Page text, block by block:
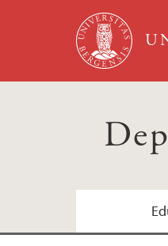
Skip to main content